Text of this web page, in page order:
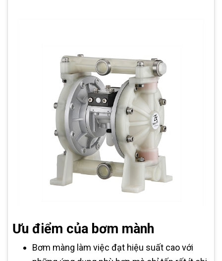
Ưu điểm của bơm mành
Bơm màng làm việc đạt hiệu suất cao với